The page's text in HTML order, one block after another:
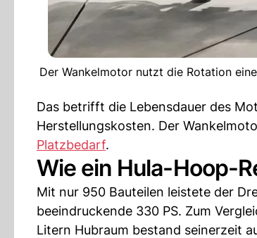
Der Wankelmotor nutzt die Rotation
Das betrifft die Lebensdauer des
Herstellungskosten. Der
Platzbedarf.
Wie ein Hula-Hoop-
Mit nur 950 Bauteilen leistete der
beeindruckende 330 PS. Zum
Litern Hubraum bestand seinerzeit